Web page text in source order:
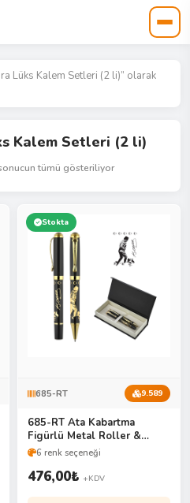
Lüks Kalem Setleri (2 li)” olarak
Kalem Setleri (2 li)
tümü gösteriliyor
Stokta
685-RT 9.589
685-RT Ata Kabartma
Figürlü Metal Roller &
Tükenmez Kalem Seti
6 renk seçeneği
476,00₺ +KDV